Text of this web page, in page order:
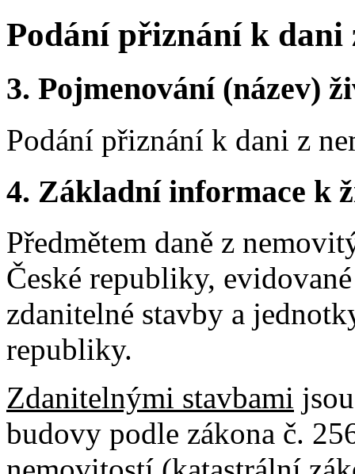
Podání přiznání k dani
3. Pojmenování (název)
Podání přiznání k dani z
4. Základní informace k
Předmětem daně z
České republiky,
zdanitelné stavby a
republiky.
Zdanitelnými stavbami
budovy podle zákona č.